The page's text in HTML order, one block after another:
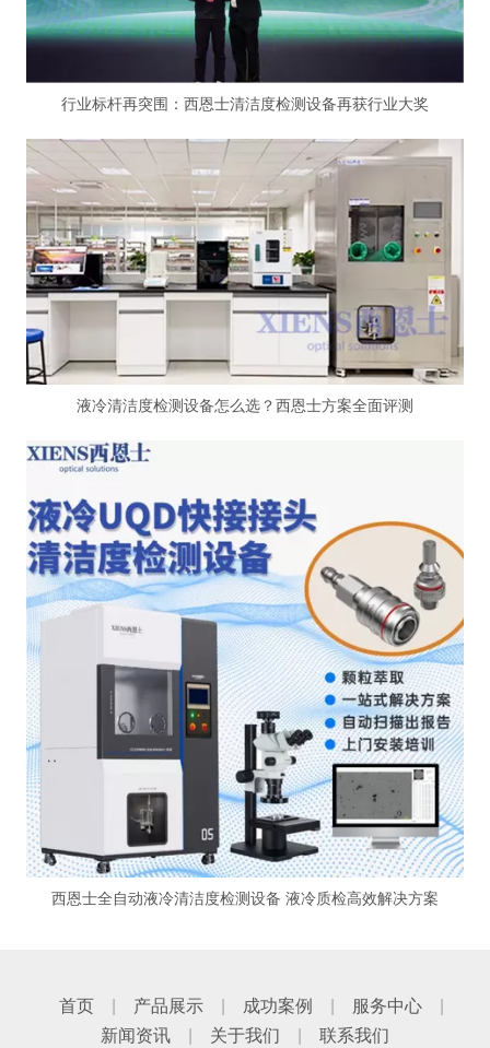
行业标杆再突围：西恩士清洁度检测设备再获行业大奖
液冷清洁度检测设备怎么选？西恩士方案全面评测
西恩士全自动液冷清洁度检测设备 液冷质检高效解决方案
首页 产品展示 成功案例 服务中心
新闻资讯
关于我们 联系我们